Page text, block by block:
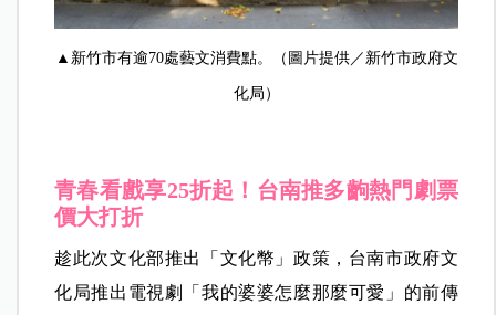
▲新竹市有逾70處藝文消費點。（圖片提供／新竹市政府文
化局）
青春看戲享25折起！台南推多齣熱門劇票
價大打折
趁此次文化部推出「文化幣」政策，台南市政府文
化局推出電視劇「我的婆婆怎麼那麼可愛」的前傳